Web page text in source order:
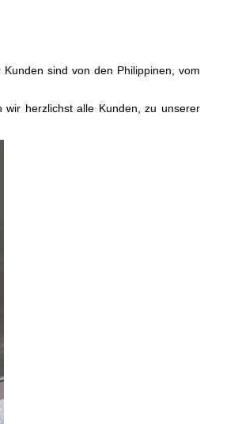
sind von den Philippinen, vom
herzlichst alle Kunden, zu unserer